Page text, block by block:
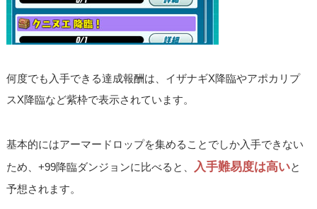
何度でも入手できる達成報酬は、イザナギX降臨やアポカリプ
スX降臨など紫枠で表示されています。
基本的にはアーマードロップを集めることでしか入手できない
ため、+99降臨ダンジョンに比べると、
入手難易度は高いと
予想されます。